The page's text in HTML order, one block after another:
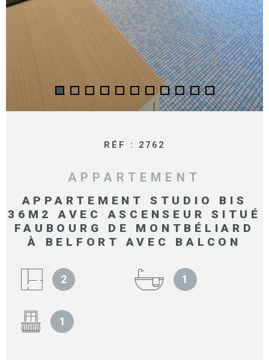
RÉF : 2762
APPARTEMENT
APPARTEMENT STUDIO BIS
36M2 AVEC ASCENSEUR SITUÉ
FAUBOURG DE MONTBÉLIARD
À BELFORT AVEC BALCON
2 1
1